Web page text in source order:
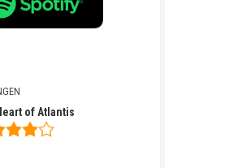
of Atlantis